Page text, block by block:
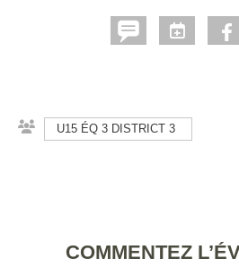
U15 ÉQ 3 DISTRICT 3
COMMENTEZ